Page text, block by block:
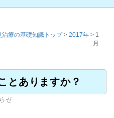
治療の基礎知識トップ> 2017年 > 1
月
とありますか？
せ